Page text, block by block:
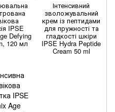
IPSE
Defying
120 мл
Інтенсивний
зволожувальний
крем із пептидами
для пружності та
гладкості шкіри
IPSE Hydra Peptide
Cream 50 ml